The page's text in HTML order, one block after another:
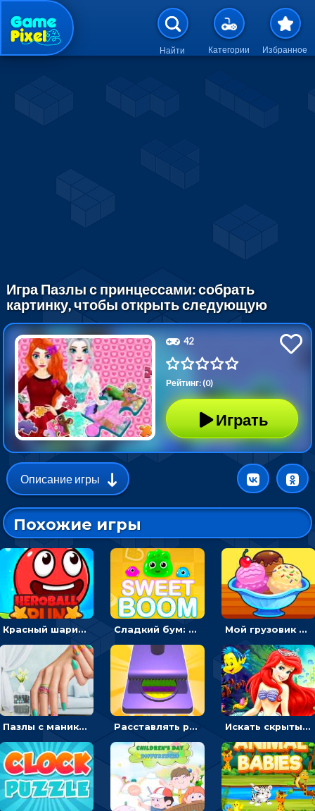
Перейти к основному
Найти Категории Избранное
Игра Пазлы с принцессами: собрать
картинку, чтобы открыть следующую
42
Рейтинг: (0)
Играть
Описание игры
Похожие игры
Красный шарик-герой в бегах: прыгать, чтобы избегать препятствий Сладкий бум: тапнуть, чтобы взорвать желейки - головоломка Мой грузовик с мороженным: принимать заказы и готовить десерты
Пазлы с маникюром: собери идеальный рисунок для ногтей Расставлять резиновые кубики, чтобы делать поп-ит - гиперказуальные Искать скрытый алфавит на картинках с мультяшными героями - головоломка для детей